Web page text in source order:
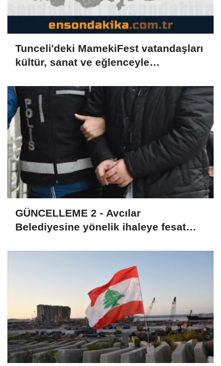
Tunceli'deki MamekiFest vatandaşları
kültür, sanat ve eğlenceyle
GÜNCELLEME 2 - Avcılar
Belediyesine yönelik ihaleye fesat
şüpheli tutuklandı